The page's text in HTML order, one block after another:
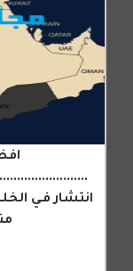
انتشار فـي